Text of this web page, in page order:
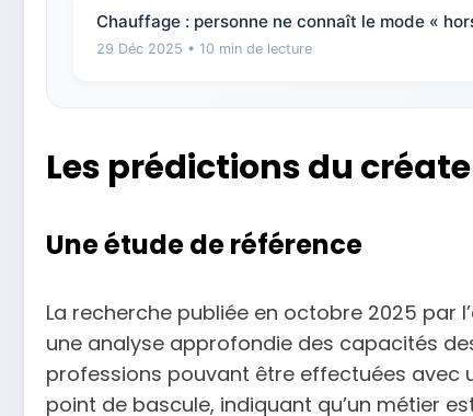
Chauffage : personne ne connaît le mode «
29 Déc 2025 • 10 min de lecture
Les prédictions du
Une étude de référence
La recherche publiée en octobre 2025 par
une analyse approfondie des capacités
professions pouvant être effectuées avec
point de bascule, indiquant qu’un métier